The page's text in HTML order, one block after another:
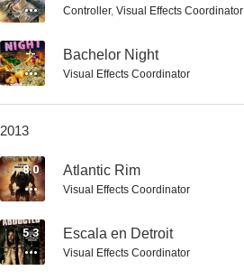
Clash of the Empires
Controller, Visual Effects Coordinator
-- Bachelor Night
Visual Effects Coordinator
2013
8.0 Atlantic Rim
Visual Effects Coordinator
5.3 Escala en Detroit
Visual Effects Coordinator